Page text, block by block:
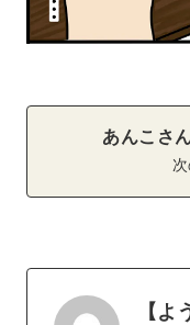
あんこさ
【